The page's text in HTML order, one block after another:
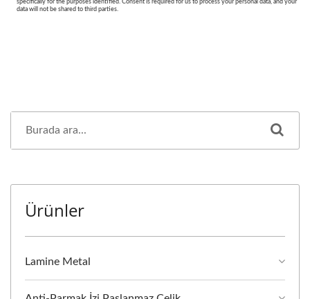
Ürünler
Lamine Metal